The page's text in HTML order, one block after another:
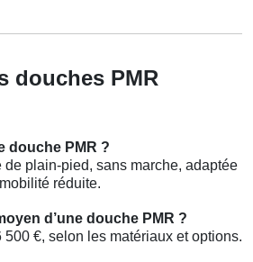
douches PMR
douche PMR ?
de plain-pied, sans marche, adaptée
réduite.
d’une douche PMR ?
500 €, selon les matériaux et options.